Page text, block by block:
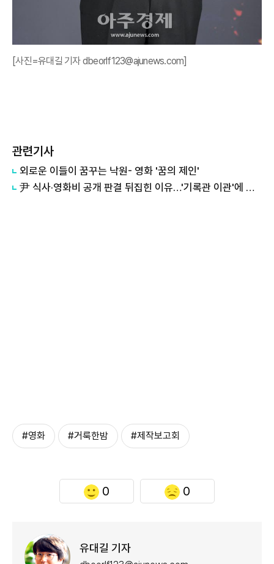
[사진=유대길 기자 dbeorlf123@ajunews.com]
관련기사
외로운 이들이 꿈꾸는 낙원- 영화 '꿈의 제인'
尹 식사·영화비 공개 판결 뒤집힌 이유…'기록관 이관'에 소송 실익 쟁점
#영화 #거룩한밤 #제작보고회
0 0
유대길 기자